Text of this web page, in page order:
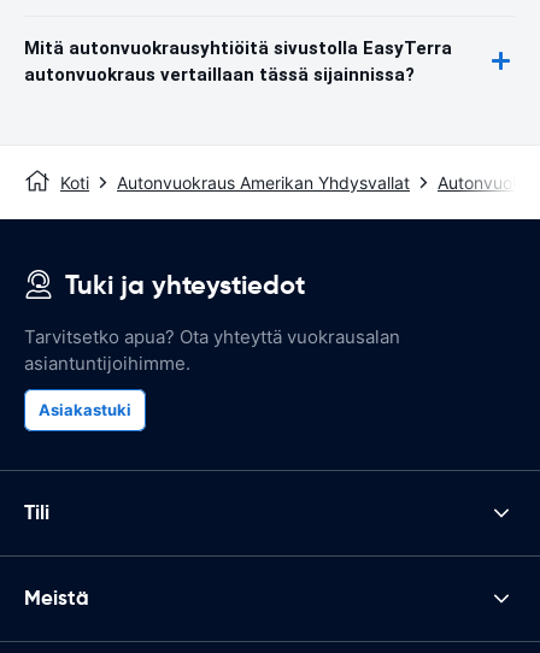
Mitä autonvuokrausyhtiöitä sivustolla EasyTerra
autonvuokraus vertaillaan tässä sijainnissa?
Koti Autonvuokraus Amerikan Yhdysvallat
Tuki ja yhteystiedot
Tarvitsetko apua? Ota yhteyttä vuokrausalan
asiantuntijoihimme.
Asiakastuki
Tili
Meistä